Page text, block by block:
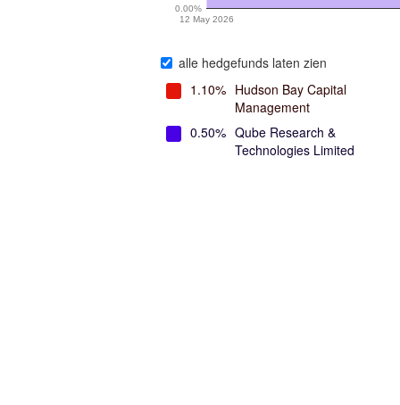
12 May 2026
0.00%
alle hedgefunds laten zien
1.10% Hudson Bay Capital
Management
0.50% Qube Research &
Technologies Limited